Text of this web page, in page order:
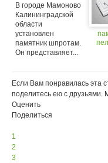
В городе Мамоново
Калининградской
области
установлен
памятник шпротам.
Он представляет...
Если Вам понравилась эта
поделитесь ею с
Оценить
Поделиться
1
2
3